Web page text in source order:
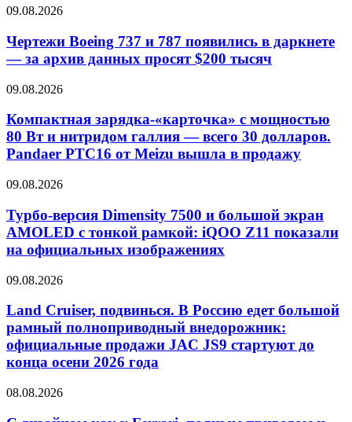
09.08.2026
Чертежи Boeing 737 и 787 появились в даркнете
— за архив данных просят $200 тысяч
09.08.2026
Компактная зарядка-«карточка» с мощностью
80 Вт и нитридом галлия — всего 30 долларов.
Pandaer PTC16 от Meizu вышла в продажу
09.08.2026
Турбо-версия Dimensity 7500 и большой экран
AMOLED с тонкой рамкой: iQOO Z11 показали
на официальных изображениях
09.08.2026
Land Cruiser, подвинься. В Россию едет большой
рамный полноприводный внедорожник:
официальные продажи JAC JS9 стартуют до
конца осени 2026 года
08.08.2026